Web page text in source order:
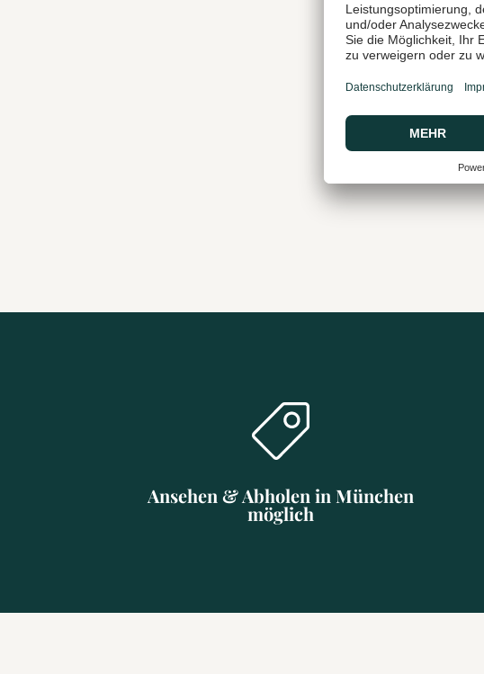
Ansehen & Abholen in München
möglich